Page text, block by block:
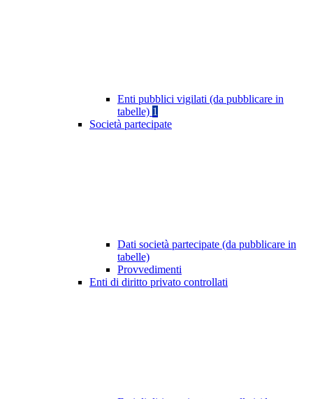
Enti pubblici vigilati (da pubblicare in
tabelle) 1
Società partecipate
Dati società partecipate (da pubblicare in
tabelle)
Provvedimenti
Enti di diritto privato controllati